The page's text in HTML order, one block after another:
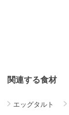
関連する食材
エッグタルト